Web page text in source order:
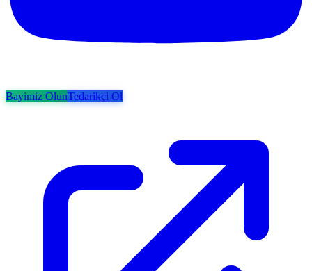
Bayimiz OlunTedarikçi Ol